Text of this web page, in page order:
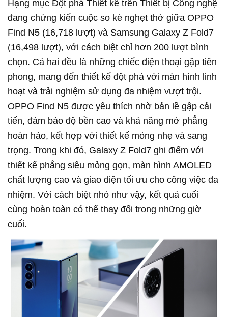
Hạng mục Đột phá Thiết kế trên Thiết bị Công nghệ
đang chứng kiến cuộc so kè nghẹt thở giữa OPPO
Find N5 (16,718 lượt) và Samsung Galaxy Z Fold7
(16,498 lượt), với cách biệt chỉ hơn 200 lượt bình
chọn. Cả hai đều là những chiếc điện thoại gập tiên
phong, mang đến thiết kế đột phá với màn hình linh
hoạt và trải nghiệm sử dụng đa nhiệm vượt trội.
OPPO Find N5 được yêu thích nhờ bản lề gập cải
tiến, đảm bảo độ bền cao và khả năng mở phẳng
hoàn hảo, kết hợp với thiết kế mỏng nhẹ và sang
trọng. Trong khi đó, Galaxy Z Fold7 ghi điểm với
thiết kế phẳng siêu mỏng gọn, màn hình AMOLED
chất lượng cao và giao diện tối ưu cho công việc đa
nhiệm. Với cách biệt nhỏ như vậy, kết quả cuối
cùng hoàn toàn có thể thay đổi trong những giờ
cuối.